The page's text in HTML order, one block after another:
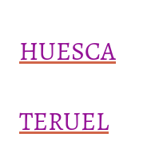
HUESCA
TERUEL